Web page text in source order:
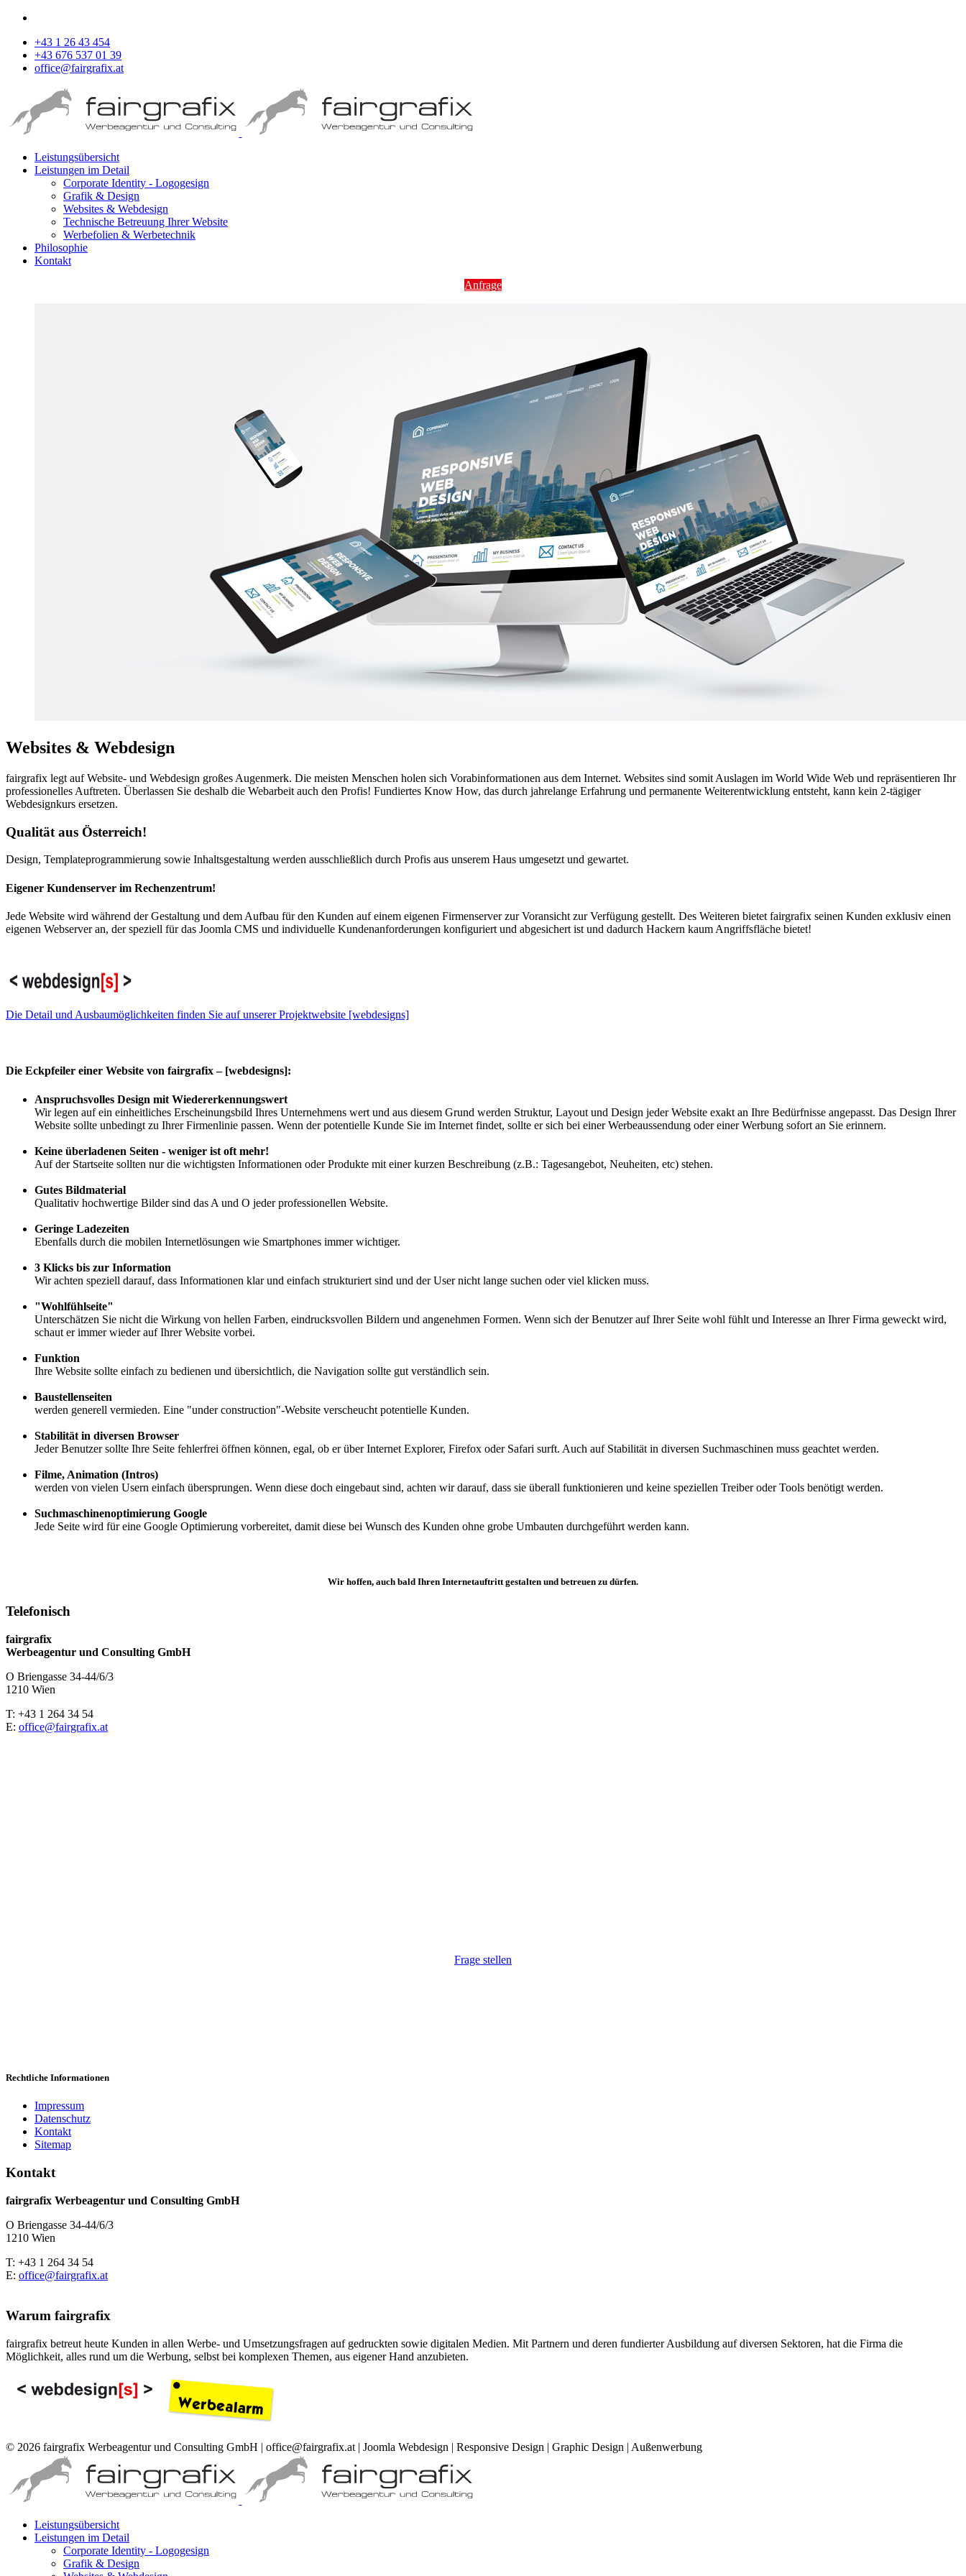
+43 1 26 43 454
+43 676 537 01 39
office@fairgrafix.at
Leistungsübersicht
Leistungen im Detail
Corporate Identity - Logogesign
Grafik & Design
Websites & Webdesign
Technische Betreuung Ihrer Website
Werbefolien & Werbetechnik
Philosophie
Kontakt
Anfrage
Websites & Webdesign
fairgrafix legt auf Website- und Webdesign großes Augenmerk. Die meisten Menschen holen sich Vorabinformationen aus dem Internet. Websites sind somit Auslagen im World Wide Web und repräsentieren Ihr
professionelles Auftreten. Überlassen Sie deshalb die Webarbeit auch den Profis! Fundiertes Know How, das durch jahrelange Erfahrung und permanente Weiterentwicklung entsteht, kann kein 2-tägiger
Webdesignkurs ersetzen.
Qualität aus Österreich!
Design, Templateprogrammierung sowie Inhaltsgestaltung werden ausschließlich durch Profis aus unserem Haus umgesetzt und gewartet.
Eigener Kundenserver im Rechenzentrum!
Jede Website wird während der Gestaltung und dem Aufbau für den Kunden auf einem eigenen Firmenserver zur Voransicht zur Verfügung gestellt. Des Weiteren bietet fairgrafix seinen Kunden exklusiv einen
eigenen Webserver an, der speziell für das Joomla CMS und individuelle Kundenanforderungen konfiguriert und abgesichert ist und dadurch Hackern kaum Angriffsfläche bietet!
Die Detail und Ausbaumöglichkeiten finden Sie auf unserer Projektwebsite [webdesigns]
Die Eckpfeiler einer Website von fairgrafix – [webdesigns]:
Anspruchsvolles Design mit Wiedererkennungswert
Wir legen auf ein einheitliches Erscheinungsbild Ihres Unternehmens wert und aus diesem Grund werden Struktur, Layout und Design jeder Website exakt an Ihre Bedürfnisse angepasst. Das Design Ihrer
Website sollte unbedingt zu Ihrer Firmenlinie passen. Wenn der potentielle Kunde Sie im Internet findet, sollte er sich bei einer Werbeaussendung oder einer Werbung sofort an Sie erinnern.
Keine überladenen Seiten - weniger ist oft mehr!
Auf der Startseite sollten nur die wichtigsten Informationen oder Produkte mit einer kurzen Beschreibung (z.B.: Tagesangebot, Neuheiten, etc) stehen.
Gutes Bildmaterial
Qualitativ hochwertige Bilder sind das A und O jeder professionellen Website.
Geringe Ladezeiten
Ebenfalls durch die mobilen Internetlösungen wie Smartphones immer wichtiger.
3 Klicks bis zur Information
Wir achten speziell darauf, dass Informationen klar und einfach strukturiert sind und der User nicht lange suchen oder viel klicken muss.
"Wohlfühlseite"
Unterschätzen Sie nicht die Wirkung von hellen Farben, eindrucksvollen Bildern und angenehmen Formen. Wenn sich der Benutzer auf Ihrer Seite wohl fühlt und Interesse an Ihrer Firma geweckt wird,
schaut er immer wieder auf Ihrer Website vorbei.
Funktion
Ihre Website sollte einfach zu bedienen und übersichtlich, die Navigation sollte gut verständlich sein.
Baustellenseiten
werden generell vermieden. Eine "under construction"-Website verscheucht potentielle Kunden.
Stabilität in diversen Browser
Jeder Benutzer sollte Ihre Seite fehlerfrei öffnen können, egal, ob er über Internet Explorer, Firefox oder Safari surft. Auch auf Stabilität in diversen Suchmaschinen muss geachtet werden.
Filme, Animation (Intros)
werden von vielen Usern einfach übersprungen. Wenn diese doch eingebaut sind, achten wir darauf, dass sie überall funktionieren und keine speziellen Treiber oder Tools benötigt werden.
Suchmaschinenoptimierung Google
Jede Seite wird für eine Google Optimierung vorbereitet, damit diese bei Wunsch des Kunden ohne grobe Umbauten durchgeführt werden kann.
Wir hoffen, auch bald Ihren Internetauftritt gestalten und betreuen zu dürfen.
Telefonisch
fairgrafix
Werbeagentur und Consulting GmbH
O Briengasse 34-44/6/3
1210 Wien
T: +43 1 264 34 54
E: office@fairgrafix.at
Frage stellen
Rechtliche Informationen
Impressum
Datenschutz
Kontakt
Sitemap
Kontakt
fairgrafix Werbeagentur und Consulting GmbH
O Briengasse 34-44/6/3
1210 Wien
T: +43 1 264 34 54
E: office@fairgrafix.at
Warum fairgrafix
fairgrafix betreut heute Kunden in allen Werbe- und Umsetzungsfragen auf gedruckten sowie digitalen Medien. Mit Partnern und deren fundierter Ausbildung auf diversen Sektoren, hat die Firma die
Möglichkeit, alles rund um die Werbung, selbst bei komplexen Themen, aus eigener Hand anzubieten.
© 2026 fairgrafix Werbeagentur und Consulting GmbH | office@fairgrafix.at | Joomla Webdesign | Responsive Design | Graphic Design | Außenwerbung
Leistungsübersicht
Leistungen im Detail
Corporate Identity - Logogesign
Grafik & Design